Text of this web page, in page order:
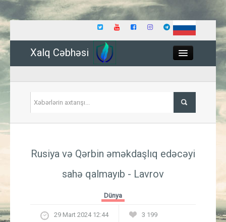
Xalq Cəbhəsi
İqtisadiyyat
Rusiya və Qərbin əməkdaşlıq edəcəyi
sahə qalmayıb - Lavrov
Dünya
29 Mart 2024 12:44 3 199